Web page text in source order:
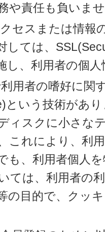
や責任も負いま
セスまたは情報
しては、
し、利用者の個
用者の嗜好に関
という技術があ
ィスクに小さな
これにより、利
も、利用者個人
ては、利用者の
の目的で、クッ